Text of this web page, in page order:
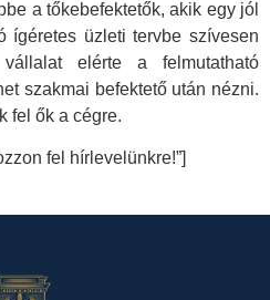
a tőkebefektetők, akik egy jól
ígéretes üzleti tervbe szívesen
elérte a felmutatható
szakmai befektető után nézni.
fel ők a cégre.
fel hírlevelünkre!”]